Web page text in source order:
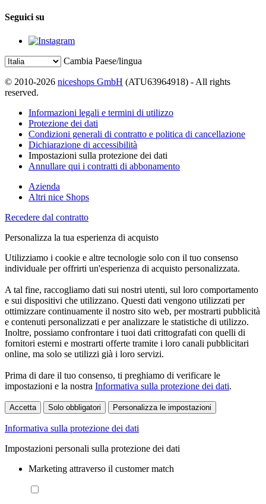
Seguici su
Cambia Paese/lingua
© 2010-2026 niceshops GmbH (ATU63964918) - All rights
reserved.
Informazioni legali e termini di utilizzo
Protezione dei dati
Condizioni generali di contratto e politica di cancellazione
Dichiarazione di accessibilità
Impostazioni sulla protezione dei dati
Annullare qui i contratti di abbonamento
Azienda
Altri nice Shops
Recedere dal contratto
Personalizza la tua esperienza di acquisto
Utilizziamo i cookie e altre tecnologie solo con il tuo consenso
individuale per offrirti un'esperienza di acquisto personalizzata.
A tal fine, raccogliamo dati sui nostri utenti, sul loro comportamento
e sui dispositivi che utilizzano. Questi dati vengono utilizzati per
ottimizzare continuamente il nostro sito web, per mostrarti pubblicità
e contenuti personalizzati e per analizzare le statistiche di utilizzo.
Inoltre, possiamo confrontare i tuoi dati crittografati con quelli di
fornitori esterni e mostrarti offerte tramite i loro canali pubblicitari
online, ma solo se utilizzi già i loro servizi.
Prima di dare il tuo consenso, ti preghiamo di verificare le
impostazioni e la nostra Informativa sulla protezione dei dati.
Accetta Solo obbligatori Personalizza le impostazioni
Informativa sulla protezione dei dati
Impostazioni personali sulla protezione dei dati
Marketing attraverso il customer match